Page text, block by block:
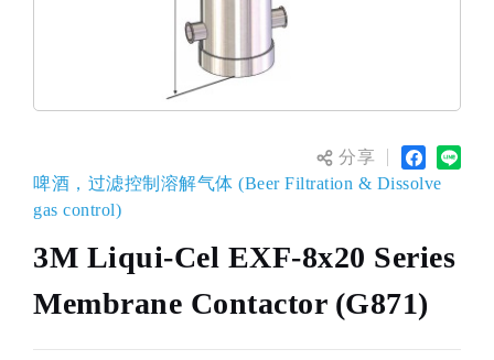
分享
啤酒，过滤控制溶解气体 (Beer Filtration & Dissolve
gas control)
3M Liqui-Cel EXF-8x20 Series
Membrane Contactor (G871)